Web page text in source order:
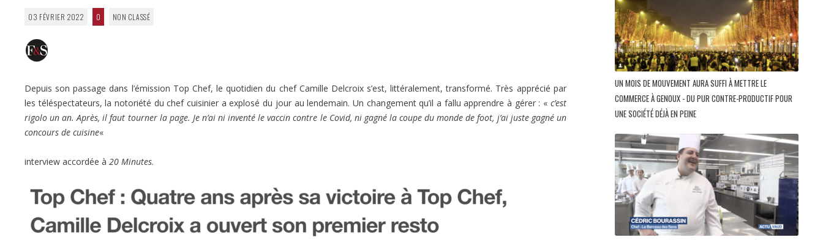
03 FÉVRIER 2022 0 NON CLASSÉ
Depuis son passage dans l’émission Top Chef, le quotidien du chef Camille Delcroix s’est, littéralement, transformé. Très apprécié par
les téléspectateurs, la notoriété du chef cuisinier a explosé du jour au lendemain. Un changement qu’il a fallu apprendre à gérer : « c’est
rigolo un an. Après, il faut tourner la page. Je n’ai ni inventé le vaccin contre le Covid, ni gagné la coupe du monde de foot, j’ai juste gagné un
concours de cuisine«
interview accordée à 20 Minutes.
UN MOIS DE MOUVEMENT AURA SUFFI À METTRE LE
COMMERCE À GENOUX - DU PUR CONTRE-PRODUCTIF POUR
UNE SOCIÉTÉ DÉJÀ EN PEINE